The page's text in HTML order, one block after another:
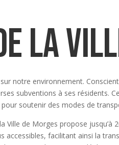
la
notre environnement.
subventions à ses résidents.
soutenir des modes de
de Morges propose
facilitant ainsi la